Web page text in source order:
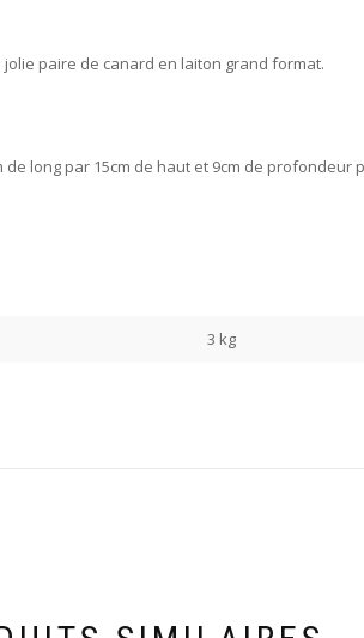
paire de canard en laiton grand format.
long par 15cm de haut et 9cm de profondeur
3 kg